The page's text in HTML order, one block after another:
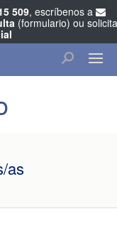
as
509, escríbenos a
(formulario) ou solicita